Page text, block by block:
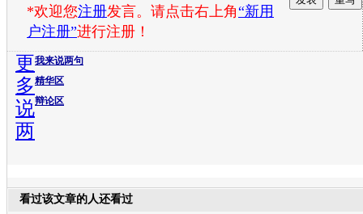
*欢迎您注册发言。请点击右上角“新用
户注册”进行注册！
我来说两句
精华区
辩论区
更
多
说
两
看过该文章的人还看过